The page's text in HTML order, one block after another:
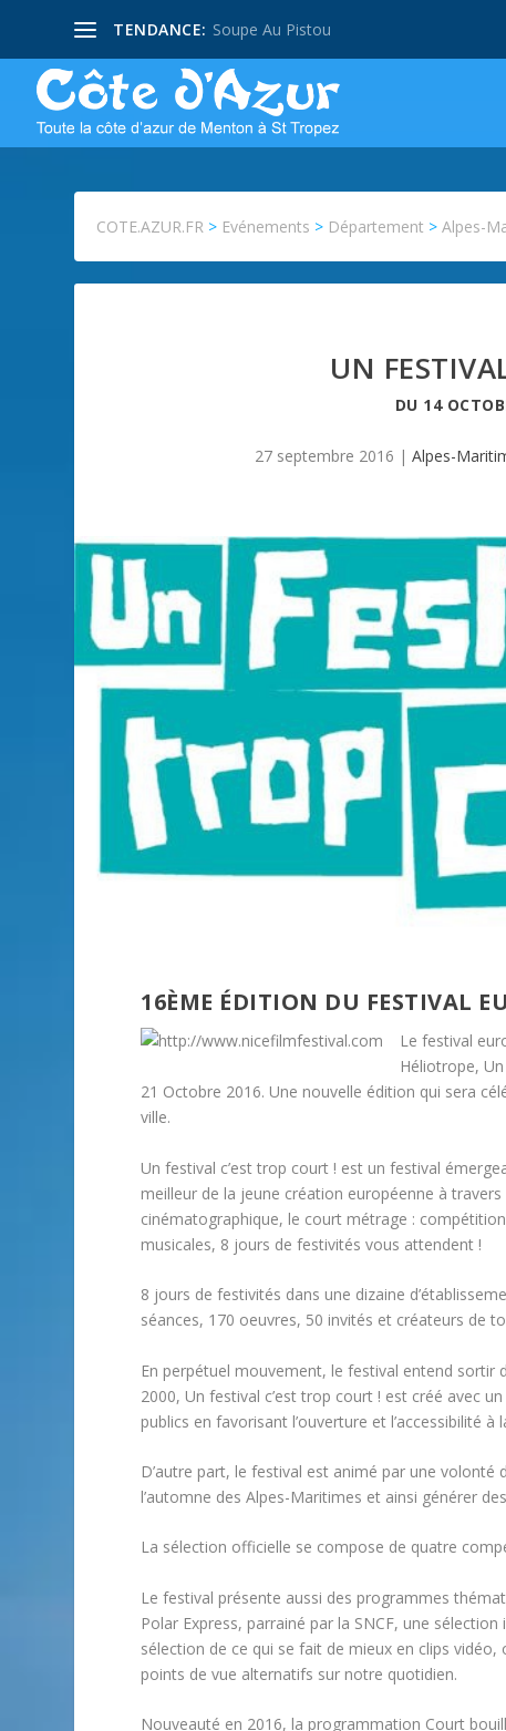
TENDANCE: Soupe Au Pistou
COTE.AZUR.FR > Evénements > Département >Alpes-
UN
DU 14
27 septembre 2016 |Alpes-
16ÈME ÉDITION DU FESTIVAL
Le festival
Héliotrope,
21 Octobre 2016. Une nouvelle édition qui sera
ville.
Un festival c’est trop court ! est un festival
meilleur de la jeune création européenne à
cinématographique, le court métrage :
musicales, 8 jours de festivités vous attendent !
8 jours de festivités dans une dizaine
séances, 170 oeuvres, 50 invités et créateurs de
En perpétuel mouvement, le festival entend sortir
2000, Un festival c’est trop court ! est créé avec
publics en favorisant l’ouverture et l’accessibilité
D’autre part, le festival est animé par une volonté
l’automne des Alpes-Maritimes et ainsi générer
La sélection officielle se compose de quatre
Le festival présente aussi des programmes
Polar Express, parrainé par la SNCF, une
sélection de ce qui se fait de mieux en clips
points de vue alternatifs sur notre quotidien.
Nouveauté en 2016, la programmation Court